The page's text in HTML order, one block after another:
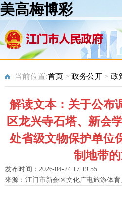
美高梅博彩
当前位置:首页 > 政务公开 > 政
解读文本：关于公布
区龙兴寺石塔、新会
处省级文物保护单位
制地带
发布时间：2026-04-24 17:19:55
来源：江门市新会区文化广电旅游体育